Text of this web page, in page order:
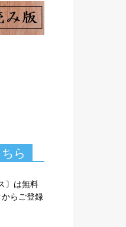
ら
〕は無料
らご登録